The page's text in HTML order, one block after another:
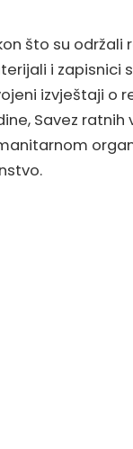
što su održali
i zapisnici
izvještaji o
Savez ratnih